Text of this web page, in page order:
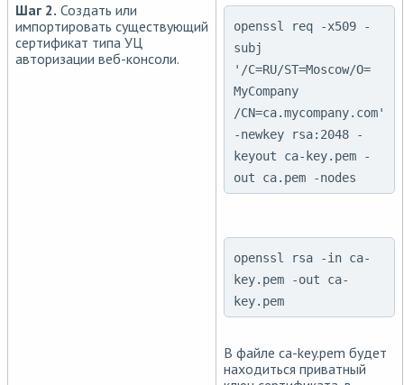
Шаг 2. Создать или
импортировать существующий
сертификат типа УЦ
авторизации веб-консоли.
openssl req -x509 -
subj
'/C=RU/ST=Moscow/O=
MyCompany
/CN=ca.mycompany.com'
-newkey rsa:2048 -
keyout ca-key.pem -
out ca.pem -nodes
openssl rsa -in ca-
key.pem -out ca-
key.pem
В файле ca-key.pem будет
находиться приватный